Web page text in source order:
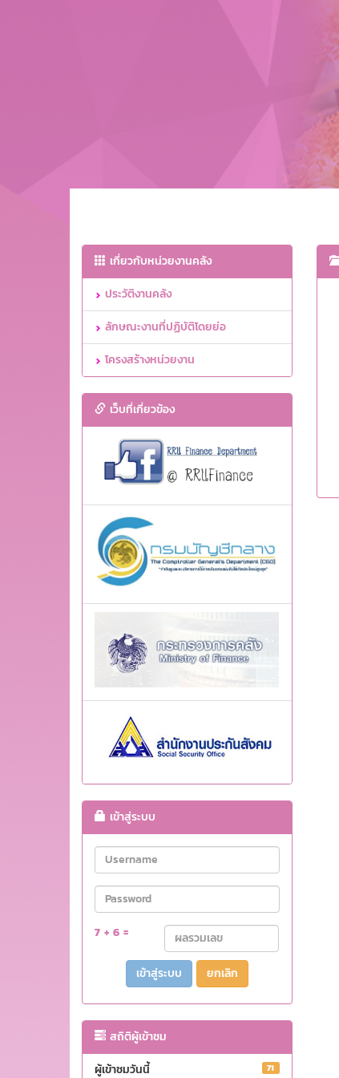
เกี่ยวกับหน่วยงานคลัง
ประวัติงานคลัง
ลักษณะงานที่ปฏิบัติโดยย่อ
โครงสร้างหน่วยงาน
เว็บที่เกี่ยวข้อง
เข้าสู่ระบบ
7 + 6 =
ยกเลิก
สถิติผู้เข้าชม
ผู้เข้าชมวันนี้
71